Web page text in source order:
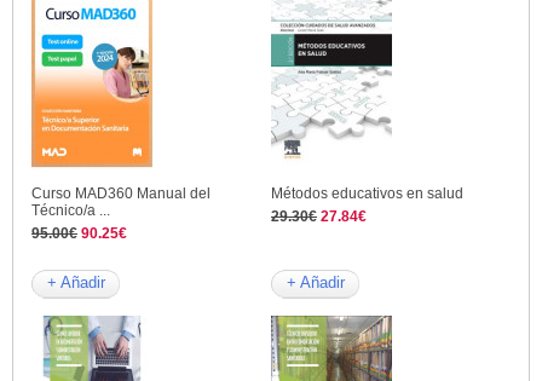
Curso MAD360 Manual del
Técnico/a ...
95.00€ 90.25€
+ Añadir
Métodos educativos en salud
29.30€ 27.84€
+ Añadir